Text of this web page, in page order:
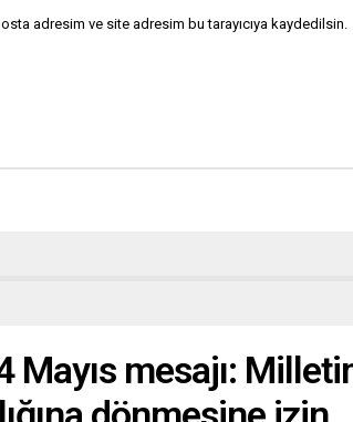
adresim ve site adresim bu tarayıcıya kaydedilsin.
Mayıs mesajı: